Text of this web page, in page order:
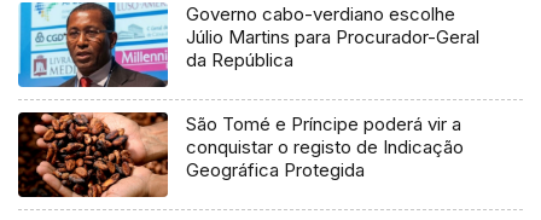
Governo cabo-verdiano escolhe
Júlio Martins para Procurador-Geral
da República
São Tomé e Príncipe poderá vir a
conquistar o registo de Indicação
Geográfica Protegida